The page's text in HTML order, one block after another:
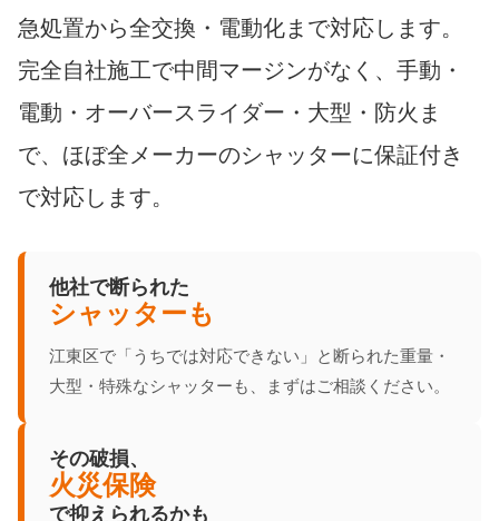
急処置から全交換・電動化まで対応します。
完全自社施工で中間マージンがなく、手動・
電動・オーバースライダー・大型・防火ま
で、ほぼ全メーカーのシャッターに保証付き
で対応します。
他社で断られた
シャッターも
江東区で「うちでは対応できない」と断られた重量・
大型・特殊なシャッターも、まずはご相談ください。
その破損、
火災保険
で抑えられるかも